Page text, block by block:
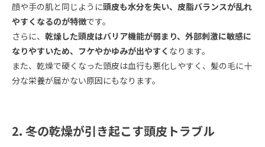
顔や手の肌と同じように頭皮も水分を失い、皮脂バランスが乱れ
やすくなるのが特徴です。
さらに、 乾燥した頭皮はバリア機能が弱まり、外部刺激に敏感に
なりやすいため、フケやかゆみが出やすく なります。
また、乾燥で硬くなった頭皮は血行も悪化しやすく、髪の毛に十
分な栄養が届かない原因にもなります。
2. 冬の乾燥が引き起こす頭皮トラブル